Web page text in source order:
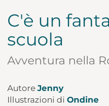
C'è un
scuola
Avventura nella
Autore Jenny
Illustrazioni di Ondine